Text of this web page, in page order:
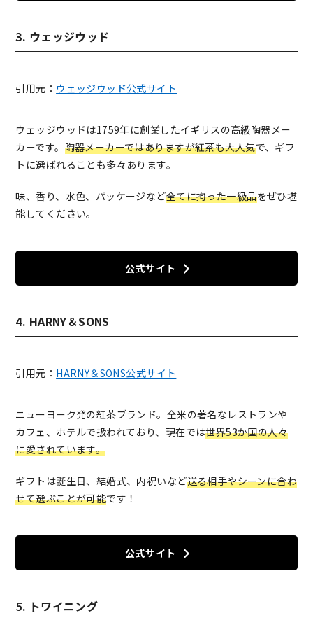
3. ウェッジウッド
引用元： ウェッジウッド公式サイト
ウェッジウッドは1759年に創業したイギリスの高級陶器メー
カーです。 陶器メーカーではありますが紅茶も大人気で、ギフ
トに選ばれることも多々あります。
味、香り、水色、パッケージなど全てに拘った一級品をぜひ堪
能してください。
公式サイト
4. HARNY＆SONS
引用元： HARNY＆SONS公式サイト
ニューヨーク発の紅茶ブランド。全米の著名なレストランや
カフェ、ホテルで扱われており、現在では世界53か国の人々
に愛されています。
ギフトは誕生日、結婚式、内祝いなど送る相手やシーンに合わ
せて選ぶことが可能です！
公式サイト
5. トワイニング